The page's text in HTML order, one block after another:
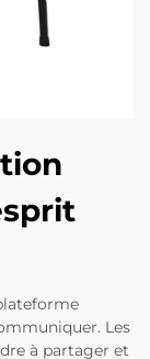
Les
à partager et